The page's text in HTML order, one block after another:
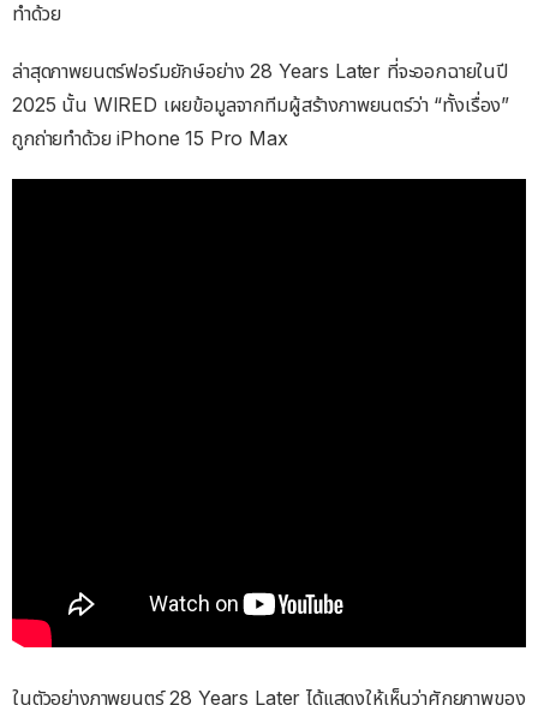
ทำด้วย
ล่าสุดภาพยนตร์ฟอร์มยักษ์อย่าง 28 Years Later ที่จะออกฉายในปี
2025 นั้น WIRED เผยข้อมูลจากทีมผู้สร้างภาพยนตร์ว่า “ทั้งเรื่อง”
ถูกถ่ายทำด้วย iPhone 15 Pro Max
ในตัวอย่างภาพยนตร์ 28 Years Later ได้แสดงให้เห็นว่าศักยภาพของ